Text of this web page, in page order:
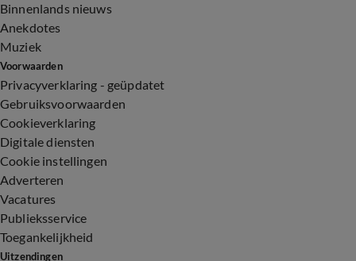
Binnenlands nieuws
Anekdotes
Muziek
Voorwaarden
Privacyverklaring - geüpdatet
Gebruiksvoorwaarden
Cookieverklaring
Digitale diensten
Cookie instellingen
Adverteren
Vacatures
Publieksservice
Toegankelijkheid
Uitzendingen